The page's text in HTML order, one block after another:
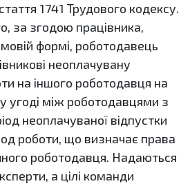
1741 Трудового кодексу.
за згодою працівника,
формі, роботодавець
неоплачувану
на іншого роботодавця на
угоді між роботодавцями з
неоплачуваної відпустки
роботи, що визначає права
роботодавця. Надаються
а цілі команди